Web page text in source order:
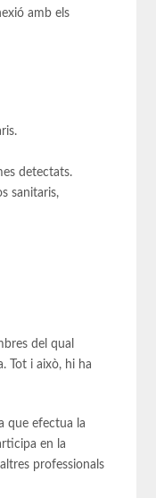
amb els
detectats.
sanitaris,
del qual
Tot i això, hi ha
que efectua la
en la
professionals